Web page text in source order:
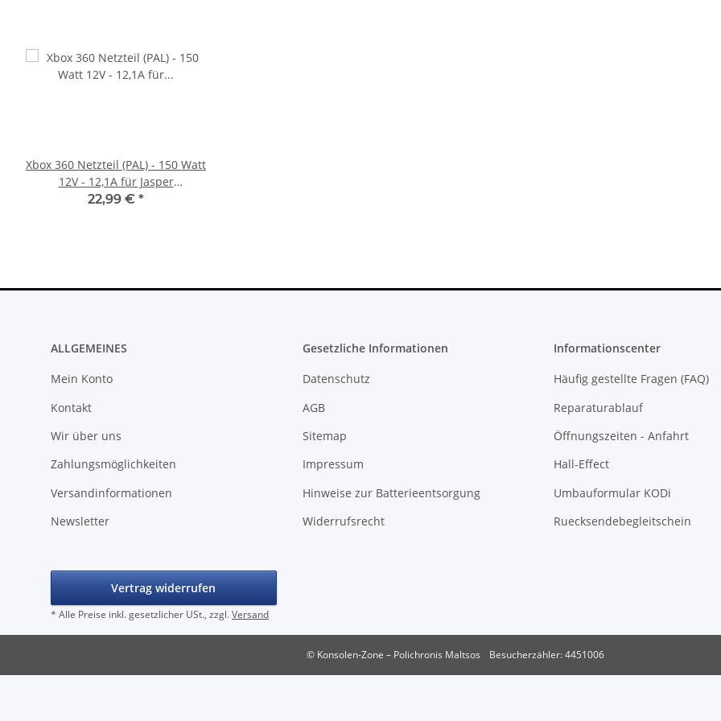
Xbox 360 Netzteil (PAL) - 150 Watt
12V - 12,1A für Jasper
Mainboards gebraucht
22,99 € *
ALLGEMEINES
Mein Konto
Kontakt
Wir über uns
Zahlungsmöglichkeiten
Versandinformationen
Newsletter
Gesetzliche Informationen
Datenschutz
AGB
Sitemap
Impressum
Hinweise zur Batterieentsorgung
Widerrufsrecht
Informationscenter
Häufig gestellte Fragen (FAQ)
Reparaturablauf
Öffnungszeiten - Anfahrt
Hall-Effect
Umbauformular KODi
Ruecksendebegleitschein
Vertrag widerrufen
* Alle Preise inkl. gesetzlicher USt., zzgl.Versand
© Konsolen-Zone – Polichronis Maltsos Besucherzähler: 4451006